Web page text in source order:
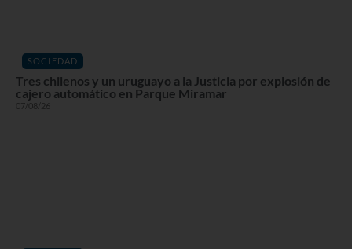
SOCIEDAD
Tres chilenos y un uruguayo a la Justicia por explosión de
cajero automático en Parque Miramar
07/08/26